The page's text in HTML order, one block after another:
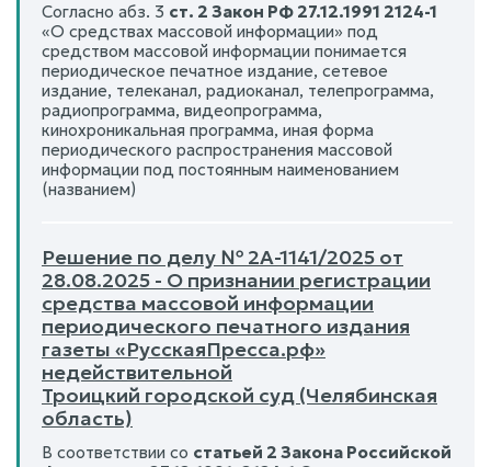
Согласно абз. 3 ст. 2 Закон РФ 27.12.1991 2124-1
«О средствах массовой информации» под
средством массовой информации понимается
периодическое печатное издание, сетевое
издание, телеканал, радиоканал, телепрограмма,
радиопрограмма, видеопрограмма,
кинохроникальная программа, иная форма
периодического распространения массовой
информации под постоянным наименованием
(названием)
Решение по делу № 2А-1141/2025 от
28.08.2025 - О признании регистрации
средства массовой информации
периодического печатного издания
газеты «РусскаяПресса.рф»
недействительной
Троицкий городской суд (Челябинская
область)
В соответствии со статьей 2 Закона Российской